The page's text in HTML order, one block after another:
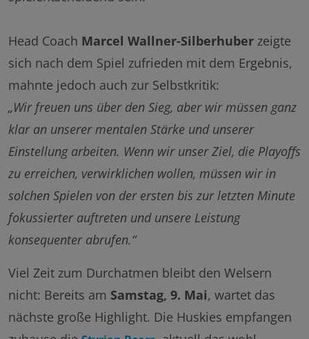
Head Coach Marcel Wallner-Silberhuber zeigte
sich nach dem Spiel zufrieden mit dem Ergebnis,
mahnte jedoch auch zur Selbstkritik:
„Wir freuen uns über den Sieg, aber wir müssen ganz
klar an unserer mentalen Stärke und unserer
Einstellung arbeiten. Wenn wir unser Ziel, die Playoffs
zu erreichen, verwirklichen wollen, müssen wir in
solchen Spielen von der ersten bis zur letzten Minute
fokussierter auftreten und unsere Leistung
konsequenter abrufen.“
Viel Zeit zum Durchatmen bleibt den Welsern
nicht: Bereits am Samstag, 9. Mai, wartet das
nächste große Highlight. Die Huskies empfangen